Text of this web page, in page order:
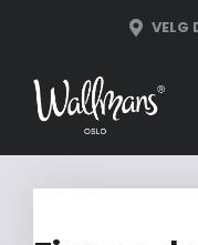
content
VELG